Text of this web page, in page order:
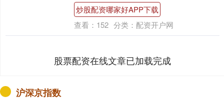
炒股配资哪家好APP下载
查看： 152 分类： 配资开户网
股票配资在线文章已加载完成
沪深京指数